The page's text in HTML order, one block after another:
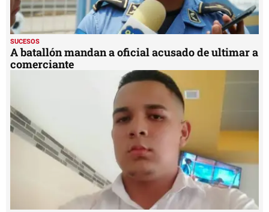
SUCESOS
A batallón mandan a oficial acusado de ultimar a
comerciante